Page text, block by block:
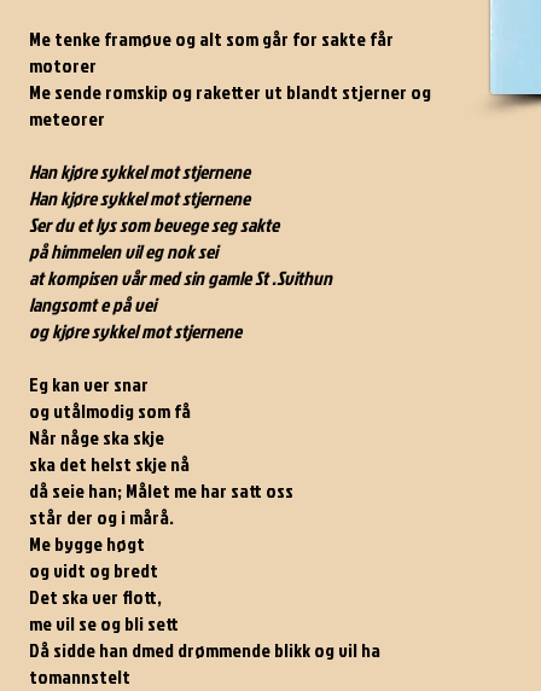
Me tenke framøve og alt som går for sakte får
motorer
Me sende romskip og raketter ut blandt stjerner og
meteorer
Han kjøre sykkel mot stjernene
Han kjøre sykkel mot stjernene
Ser du et lys som bevege seg sakte
på himmelen vil eg nok sei
at kompisen vår med sin gamle St .Svithun
langsomt e på vei
og kjøre sykkel mot stjernene
Eg kan ver snar
og utålmodig som få
Når någe ska skje
ska det helst skje nå
då seie han; Målet me har satt oss
står der og i mårå.
Me bygge høgt
og vidt og bredt
Det ska ver flott,
me vil se og bli sett
Då sidde han dmed drømmende blikk og vil ha
tomannstelt